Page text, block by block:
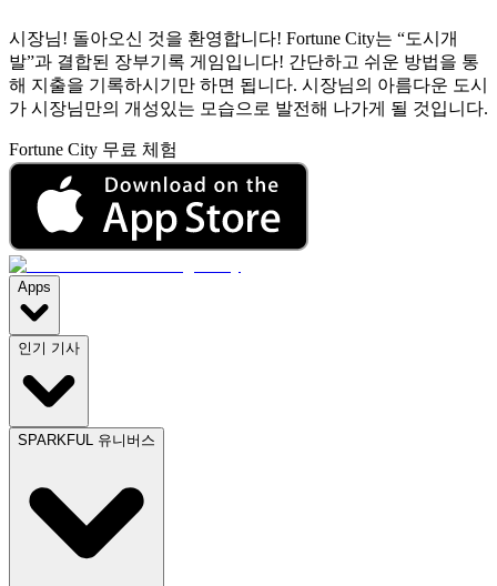
시장님! 돌아오신 것을 환영합니다! Fortune City는 “도시개
발”과 결합된 장부기록 게임입니다! 간단하고 쉬운 방법을 통
해 지출을 기록하시기만 하면 됩니다. 시장님의 아름다운 도시
가 시장님만의 개성있는 모습으로 발전해 나가게 될 것입니다.
Fortune City 무료 체험
Apps
인기 기사
SPARKFUL 유니버스